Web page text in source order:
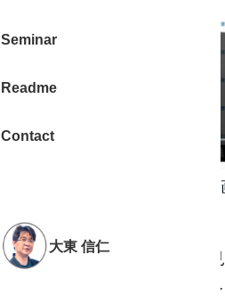
Seminar
Readme
Contact
大東 信仁
Zoomのオンライン講座にて
を伝えるのが、意外と難しい。
マウスカーソルは、小さくて見
リアルだったら、レーザーポ